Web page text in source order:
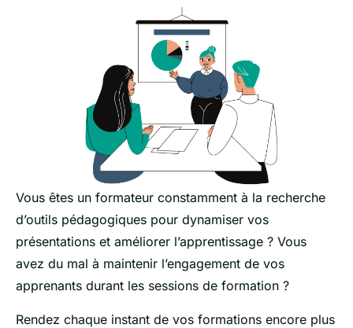
Vous êtes un formateur constamment à la recherche
d’outils pédagogiques pour dynamiser vos
présentations et améliorer l’apprentissage ? Vous
avez du mal à maintenir l’engagement de vos
apprenants durant les sessions de formation ?
Rendez chaque instant de vos formations encore plus